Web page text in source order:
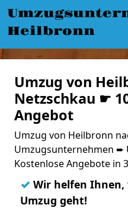
Heilbronn
Umzug von
Netzschkau ☛
Angebot
Umzug von Heilbronn
Umzugsunternehmen ➨
Kostenlose Angebote in
✓ Wir helfen
Umzug geht!